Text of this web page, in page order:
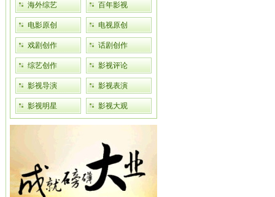
海外综艺 百年影视
电影原创 电视原创
戏剧创作 话剧创作
综艺创作 影视评论
影视导演 影视表演
影视明星 影视大观